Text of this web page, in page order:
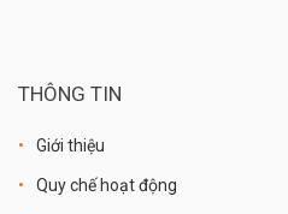
THÔNG TIN
Giới thiệu
Quy chế hoạt động